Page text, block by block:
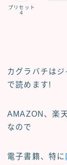
プリセット
４
カグラバチはジ
で読めます!
AMAZON、楽
なので
電子書籍、特に